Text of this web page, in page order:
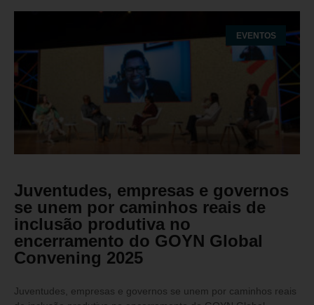
EVENTOS
Juventudes, empresas e governos
se unem por caminhos reais de
inclusão produtiva no
encerramento do GOYN Global
Convening 2025
Juventudes, empresas e governos se unem por caminhos reais